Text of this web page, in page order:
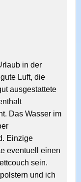
in der
Luft, die
ausgestattete
Das Wasser im
Einzige
eventuell einen
sein.
und ich